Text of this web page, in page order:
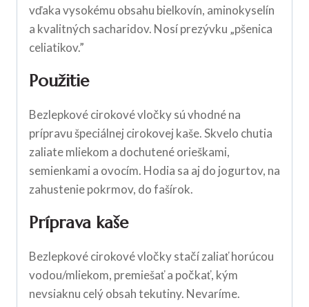
vďaka vysokému obsahu bielkovín, aminokyselín
a kvalitných sacharidov. Nosí prezývku „pšenica
celiatikov.”
Použitie
Bezlepkové cirokové vločky sú vhodné na
prípravu špeciálnej cirokovej kaše. Skvelo chutia
zaliate mliekom a dochutené orieškami,
semienkami a ovocím. Hodia sa aj do jogurtov, na
zahustenie pokrmov, do fašírok.
Príprava kaše
Bezlepkové cirokové vločky stačí zaliať horúcou
vodou/mliekom, premiešať a počkať, kým
nevsiaknu celý obsah tekutiny. Nevaríme.